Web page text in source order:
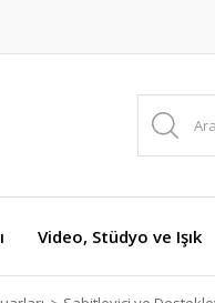
Video, Stüdyo ve Işık